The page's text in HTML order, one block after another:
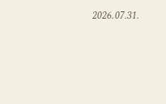
2026.07.31.